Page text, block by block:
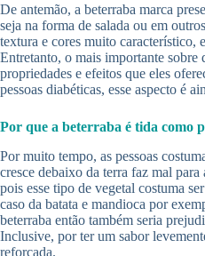
De antemão, a beterraba marca
seja na forma de salada ou em
textura e cores muito característico,
Entretanto, o mais importante sobre
propriedades e efeitos que eles
pessoas diabéticas, esse aspecto é
Por que a beterraba é tida como
Por muito tempo, as pessoas
cresce debaixo da terra faz mal
pois esse tipo de vegetal costuma
caso da batata e mandioca por
beterraba então também seria
Inclusive, por ter um sabor
reforçada.